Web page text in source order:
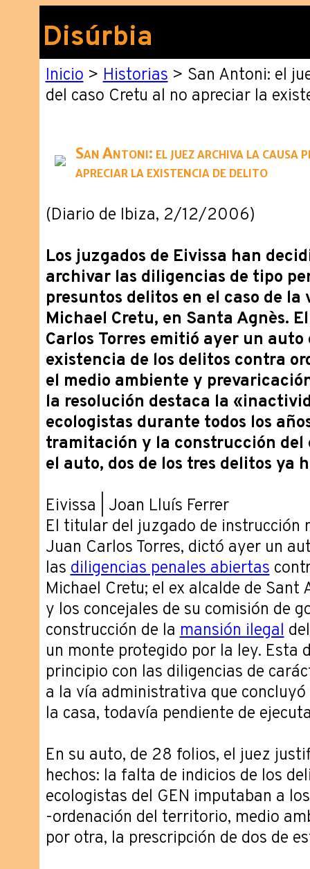
Disúrbia
Inicio>Historias> San Antoni: el
del caso Cretu al no apreciar la
San Antoni: el juez archiva la causa
apreciar la existencia de delito
(Diario de Ibiza, 2/12/2006)
Los juzgados de Eivissa han
archivar las diligencias de tipo
presuntos delitos en el caso de
Michael Cretu, en Santa Agnès.
Carlos Torres emitió ayer un
existencia de los delitos contra
el medio ambiente y
la resolución destaca la
ecologistas durante todos los
tramitación y la construcción del
el auto, dos de los tres delitos ya
Eivissa | Joan Lluís Ferrer
El titular del juzgado de instrucción
Juan Carlos Torres, dictó ayer un
lasdiligencias penales abiertas
Michael Cretu; el ex alcalde de Sant
y los concejales de su comisión de
construcción de lamansión ilegal
un monte protegido por la ley. Esta
principio con las diligencias de
a la vía administrativa que
la casa, todavía pendiente de
En su auto, de 28 folios, el juez
hechos: la falta de indicios de los
ecologistas del GEN imputaban a
-ordenación del territorio, medio
por otra, la prescripción de dos de